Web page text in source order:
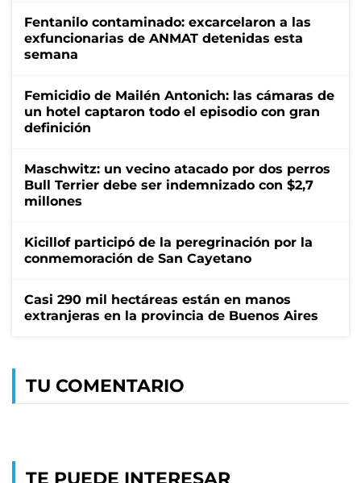
Fentanilo contaminado: excarcelaron a las
exfuncionarias de ANMAT detenidas esta
semana
Femicidio de Mailén Antonich: las cámaras de
un hotel captaron todo el episodio con gran
definición
Maschwitz: un vecino atacado por dos perros
Bull Terrier debe ser indemnizado con $2,7
millones
Kicillof participó de la peregrinación por la
conmemoración de San Cayetano
Casi 290 mil hectáreas están en manos
extranjeras en la provincia de Buenos Aires
TU COMENTARIO